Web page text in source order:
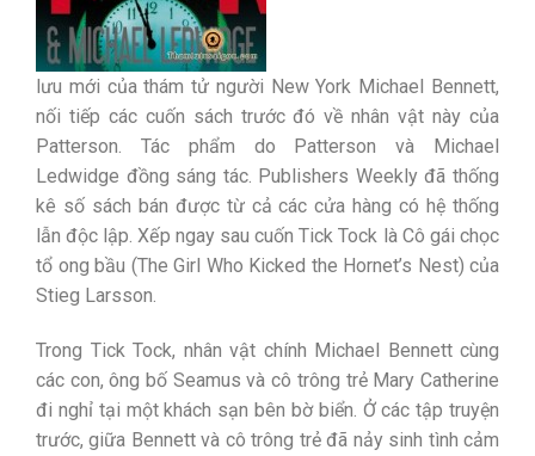
lưu mới của thám tử người New York Michael Bennett,
nối tiếp các cuốn sách trước đó về nhân vật này của
Patterson. Tác phẩm do Patterson và Michael
Ledwidge đồng sáng tác. Publishers Weekly đã thống
kê số sách bán được từ cả các cửa hàng có hệ thống
lẫn độc lập. Xếp ngay sau cuốn Tick Tock là Cô gái chọc
tổ ong bầu (The Girl Who Kicked the Hornet’s Nest) của
Stieg Larsson.
Trong Tick Tock, nhân vật chính Michael Bennett cùng
các con, ông bố Seamus và cô trông trẻ Mary Catherine
đi nghỉ tại một khách sạn bên bờ biển. Ở các tập truyện
trước, giữa Bennett và cô trông trẻ đã nảy sinh tình cảm